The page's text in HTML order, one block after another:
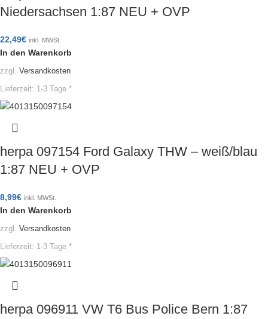
Niedersachsen 1:87 NEU + OVP
22,49€ inkl. MWSt.
In den Warenkorb
zzgl. Versandkosten
Lieferzeit: 1-3 Tage *
herpa 097154 Ford Galaxy THW – weiß/blau
1:87 NEU + OVP
8,99€ inkl. MWSt.
In den Warenkorb
zzgl. Versandkosten
Lieferzeit: 1-3 Tage *
herpa 096911 VW T6 Bus Police Bern 1:87